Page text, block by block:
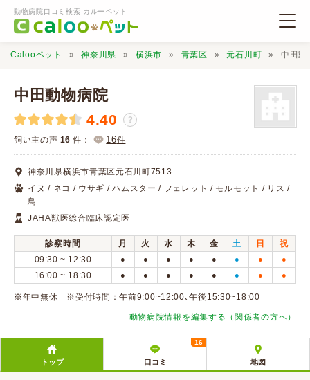
動物病院口コミ検索 カルーペット
動物病院検索
口コミ検索
Calooペットとは？
口コミ投稿
Calooペット 神奈川県 横浜市 青葉区 元石川町 中田動
中田動物病院
4.40 ？
飼い主の声 16 件： 16件
神奈川県横浜市青葉区元石川町7513
イヌ / ネコ / ウサギ / ハムスター / フェレット / モルモット / リス /
鳥
JAHA獣医総合臨床認定医
診察時間 月 火 水 木 金 土 日
祝
09:30 ~ 12:30
● ● ● ● ● ● ● ●
16:00 ~ 18:30 ● ● ● ● ● ● ● ●
※年中無休 ※受付時間：午前9:00~12:00､午後15:30~18:00
動物病院情報を編集する（関係者の方へ）
トップ 口コミ
16
地図